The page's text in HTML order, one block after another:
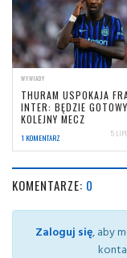
WYWIADY
THURAM USPOKAJA
INTER: BĘDZIE
KOLEJNY MECZ
1 KOMENTARZ 5
KOMENTARZE: 0
Zaloguj się, aby